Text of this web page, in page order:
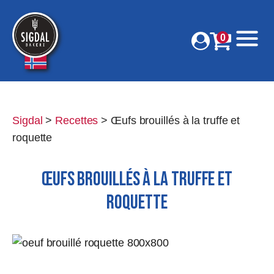
0
Sigdal > Recettes > Œufs brouillés à la truffe et
roquette
ŒUFS BROUILLÉS À LA TRUFFE ET
ROQUETTE